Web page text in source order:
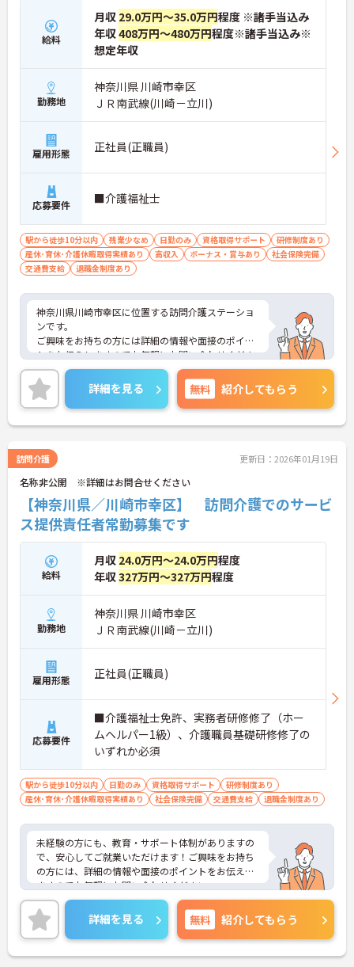
給料
月収 29.0万円～35.0万円程度 ※諸手当込み
年収408万円～480万円程度※諸手当込み※
想定年収
勤務地
神奈川県 川崎市幸区
ＪＲ南武線(川崎－立川)
雇用形態 正社員(正職員)
応募要件 ■介護福祉士
駅から徒歩10分以内 残業少なめ 日勤のみ 資格取得サポート
研修制度あり
産休･育休･介護休暇取得実績あり
高収入 ボーナス・賞与あり
社会保険完備
交通費支給
退職金制度あり
神奈川県川崎市幸区に位置する訪問介護ステーショ
ンです。
ご興味をお持ちの方には詳細の情報や面接のポイン
トをお伝えしますのでお気軽にお問い合わせくださ
いませ。
詳細を見る 無料 紹介してもらう
訪問介護 更新日：2026年01月19日
名称非公開 ※詳細はお問合せください
【神奈川県／川崎市幸区】 訪問介護でのサービ
ス提供責任者常勤募集です
給料
月収 24.0万円～24.0万円程度
年収327万円～327万円程度
勤務地
神奈川県 川崎市幸区
ＪＲ南武線(川崎－立川)
雇用形態 正社員(正職員)
応募要件
■介護福祉士免許、実務者研修修了（ホー
ムヘルパー1級）、介護職員基礎研修修了の
いずれか必須
駅から徒歩10分以内 日勤のみ 資格取得サポート
研修制度あり
産休･育休･介護休暇取得実績あり
社会保険完備 交通費支給 退職金制度あり
未経験の方にも、教育・サポート体制がありますの
で、安心してご就業いただけます！ご興味をお持ち
の方には、詳細の情報や面接のポイントをお伝えし
ますのでお気軽にお問い合わせください。
詳細を見る 無料 紹介してもらう